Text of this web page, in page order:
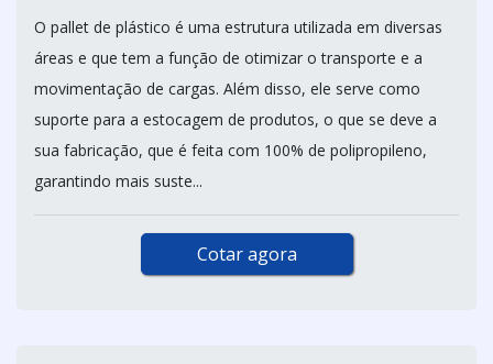
O pallet de plástico é uma estrutura utilizada em diversas
áreas e que tem a função de otimizar o transporte e a
movimentação de cargas. Além disso, ele serve como
suporte para a estocagem de produtos, o que se deve a
sua fabricação, que é feita com 100% de polipropileno,
garantindo mais suste...
Cotar agora